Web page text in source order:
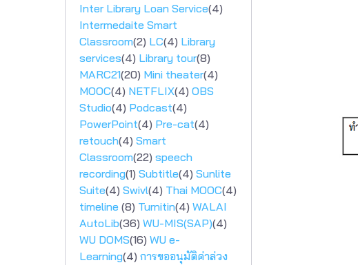
Inter Library Loan Service(4)
Intermedaite Smart
Classroom(2) LC(4) Library
services(4) Library tour(8)
MARC21(20) Mini theater(4)
MOOC(4) NETFLIX(4) OBS
Studio(4) Podcast(4)
PowerPoint(4) Pre-cat(4)
retouch(4) Smart
Classroom(22) speech
recording(1) Subtitle(4) Sunlite
Suite(4) Swivl(4) Thai MOOC(4)
timeline (8) Turnitin(4) WALAI
AutoLib(36) WU-MIS(SAP)(4)
WU DOMS(16) WU e-
Learning(4) การขออนุมัติค่าล่วง